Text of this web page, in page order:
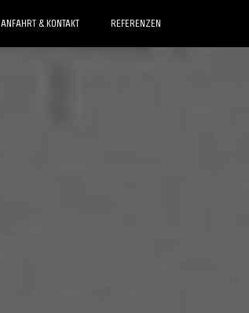
ANFAHRT & KONTAKT REFERENZEN